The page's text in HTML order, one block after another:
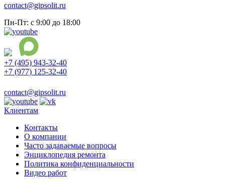
contact@gipsolit.ru
Пн-Пт: с 9:00 до 18:00
+7 (495) 943-32-40
+7 (977) 125-32-40
contact@gipsolit.ru
Клиентам
Контакты
О компании
Часто задаваемые вопросы
Энциклопедия ремонта
Политика конфиденциальности
Видео работ